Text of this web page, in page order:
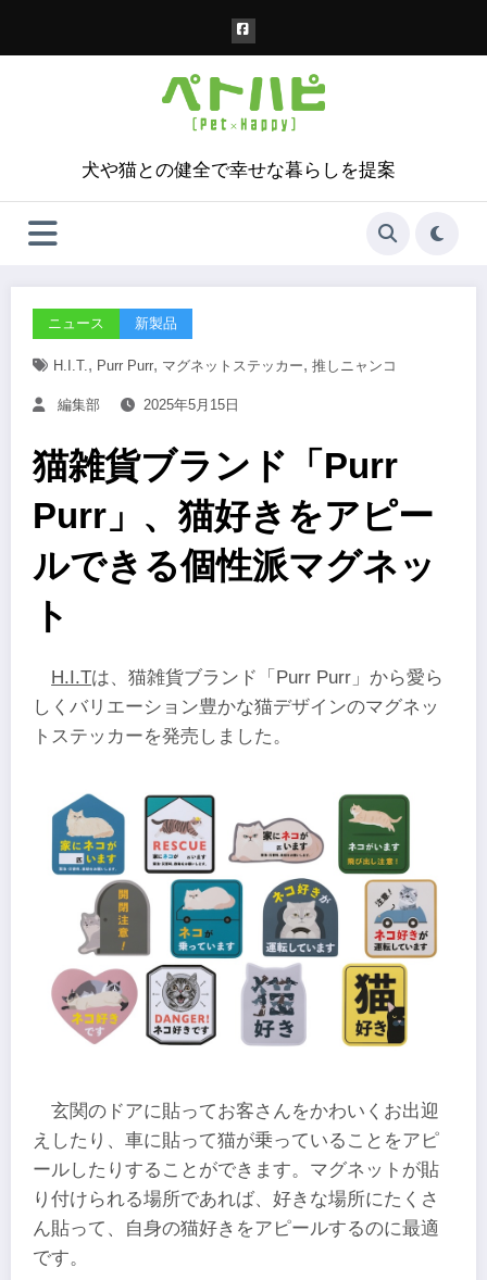
犬や猫との健全で幸せな暮らしを提案
ニュース 新製品
H.I.T., Purr Purr, マグネットステッカー, 推しニャンコ
編集部 2025年5月15日
猫雑貨ブランド「Purr
Purr」、猫好きをアピー
ルできる個性派マグネッ
ト
H.I.Tは、猫雑貨ブランド「Purr Purr」から愛ら
しくバリエーション豊かな猫デザインのマグネッ
トステッカーを発売しました。
玄関のドアに貼ってお客さんをかわいくお出迎
えしたり、車に貼って猫が乗っていることをアピ
ールしたりすることができます。マグネットが貼
り付けられる場所であれば、好きな場所にたくさ
ん貼って、自身の猫好きをアピールするのに最適
です。